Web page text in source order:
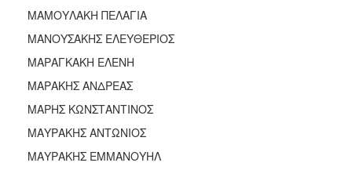
ΜΑΜΟΥΛΑΚΗ ΠΕΛΑΓΙΑ
ΜΑΝΟΥΣΑΚΗΣ ΕΛΕΥΘΕΡΙΟΣ
ΜΑΡΑΓΚΑΚΗ ΕΛΕΝΗ
ΜΑΡΑΚΗΣ ΑΝΔΡΕΑΣ
ΜΑΡΗΣ ΚΩΝΣΤΑΝΤΙΝΟΣ
ΜΑΥΡΑΚΗΣ ΑΝΤΩΝΙΟΣ
ΜΑΥΡΑΚΗΣ ΕΜΜΑΝΟΥΗΛ